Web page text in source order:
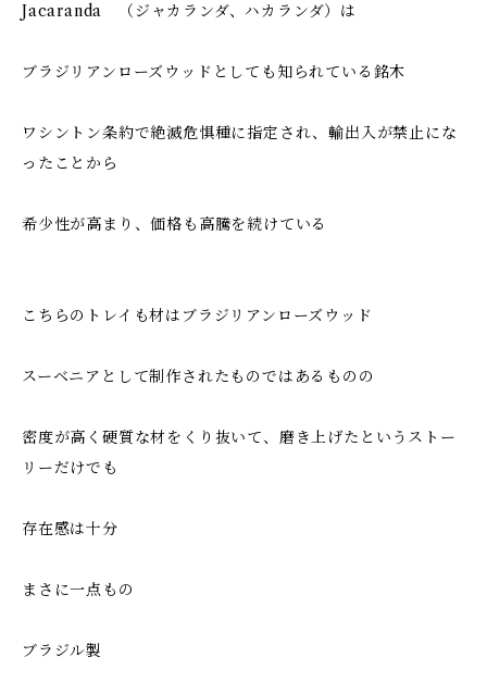
Jacaranda （ジャカランダ、ハカランダ）は
ブラジリアンローズウッドとしても知られている銘木
ワシントン条約で絶滅危惧種に指定され、輸出入が禁止にな
ったことから
希少性が高まり、価格も高騰を続けている
こちらのトレイも材はブラジリアンローズウッド
スーベニアとして制作されたものではあるものの
密度が高く硬質な材をくり抜いて、磨き上げたというストー
リーだけでも
存在感は十分
まさに一点もの
ブラジル製